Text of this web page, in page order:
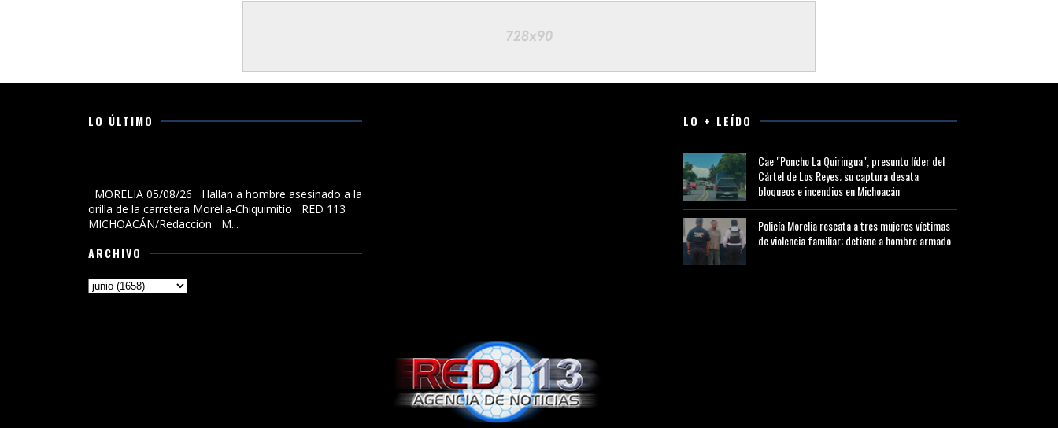
LO ÚLTIMO
MORELIA 05/08/26 Hallan a hombre asesinado a la
orilla de la carretera Morelia-Chiquimitío RED 113
MICHOACÁN/Redacción M...
ARCHIVO
LO + LEÍDO
Cae "Poncho La Quiringua", presunto líder del
Cártel de Los Reyes; su captura desata
bloqueos e incendios en Michoacán
Policía Morelia rescata a tres mujeres víctimas
de violencia familiar; detiene a hombre armado